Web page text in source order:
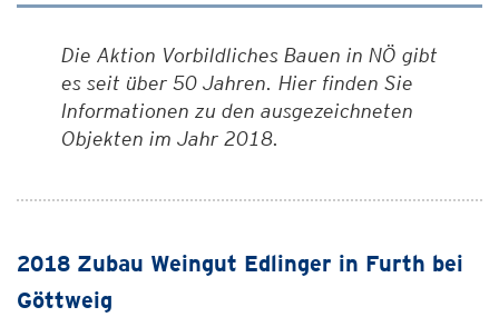
Die Aktion Vorbildliches Bauen in NÖ gibt
es seit über 50 Jahren. Hier finden Sie
Informationen zu den ausgezeichneten
Objekten im Jahr 2018.
2018 Zubau Weingut Edlinger in Furth bei
Göttweig